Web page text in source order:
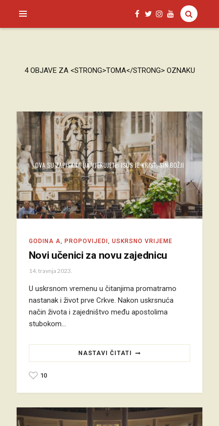
SAGUD.XYZ
4 OBJAVE ZA <STRONG>TOMA</STRONG> OZNAKU
GODINA A PROPOVIJEDI USKRSNO VRIJEME
Novi učenici za novu zajednicu
14. travnja 2023.
U uskrsnom vremenu u čitanjima promatramo
nastanak i život prve Crkve. Nakon uskrsnuća
način života i zajedništvo među apostolima
stubokom…
NASTAVI ČITATI
10